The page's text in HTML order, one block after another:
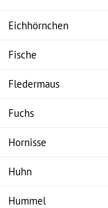
Eichhörnchen
Fische
Fledermaus
Fuchs
Hornisse
Huhn
Hummel